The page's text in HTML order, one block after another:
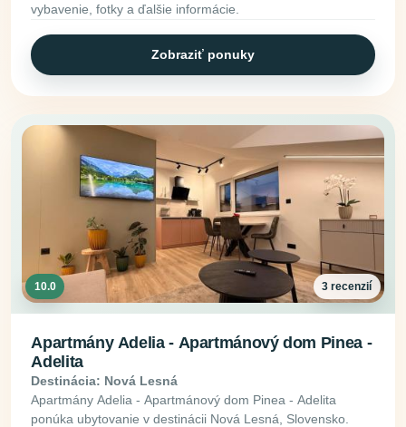
vybavenie, fotky a ďalšie informácie.
Zobraziť ponuky
10.0 3 recenzií
Apartmány Adelia - Apartmánový dom Pinea -
Adelita
Destinácia: Nová Lesná
Apartmány Adelia - Apartmánový dom Pinea - Adelita
ponúka ubytovanie v destinácii Nová Lesná, Slovensko.